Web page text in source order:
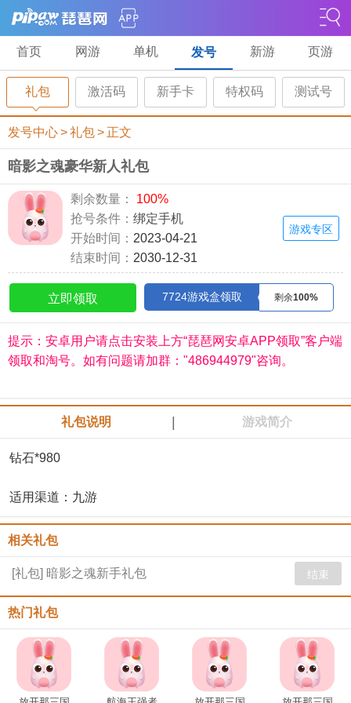
首页 网游 单机 发号 新游 页游
礼包 激活码 新手卡 特权码 测试号
发号中心>礼包> 正文
暗影之魂豪华新人礼包
剩余数量：
100%
抢号条件： 绑定手机
开始时间： 2023-04-21
结束时间： 2030-12-31
游戏专区
立即领取 7724游戏盒领取 剩余100%
提示：安卓用户请点击安装上方“琵琶网安卓APP领取”客户端
领取和淘号。如有问题请加群："486944979"咨询。
礼包说明 游戏简介
钻石*980
适用渠道：九游
相关礼包
[礼包] 暗影之魂新手礼包 结束
热门礼包